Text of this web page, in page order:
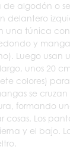
de algodón o
delantero
una túnica
y
Luego usan
unos 20
colores)
se
formando
cosas. Los
y el bajo.